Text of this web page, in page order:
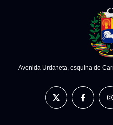
Avenida Urdaneta, esquina de